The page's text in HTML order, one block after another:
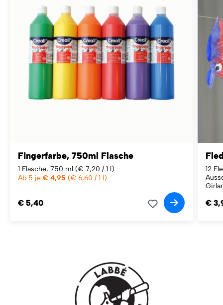
Fingerfarbe, 750ml Flasche
1 Flasche, 750 ml (€ 7,20 / 1 l)
Ab 5 je € 4,95 (€ 6,60 / 1 l)
€ 5,40
12
€